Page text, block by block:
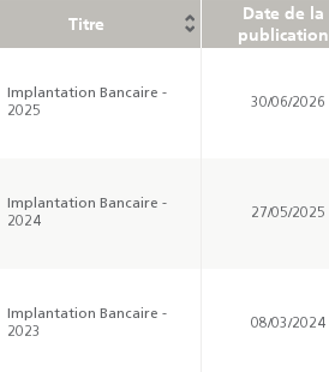
Titre
Date de la
publication
Implantation Bancaire -
2025
30/06/2026
Implantation Bancaire -
2024
27/05/2025
Implantation Bancaire -
2023
08/03/2024